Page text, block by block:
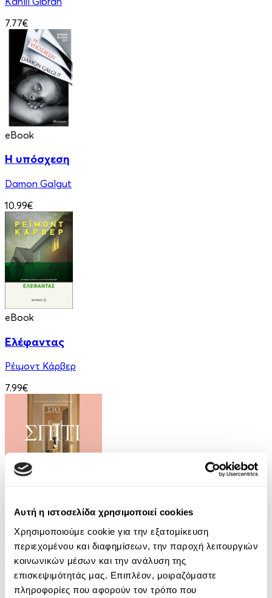
Αυτή η ιστοσελίδα χρησιμοποιεί cookies
Χρησιμοποιούμε cookie για την εξατομίκευση
περιεχομένου και διαφημίσεων, την παροχή λειτουργιών
κοινωνικών μέσων και την ανάλυση της
επισκεψιμότητάς μας. Επιπλέον, μοιραζόμαστε
πληροφορίες που αφορούν τον τρόπο που
7.77€
eBook
Η υπόσχεση
Damon Galgut
10.99€
eBook
Ελέφαντας
Ρέιμοντ Κάρβερ
7.99€
Yael Van Der Wouden